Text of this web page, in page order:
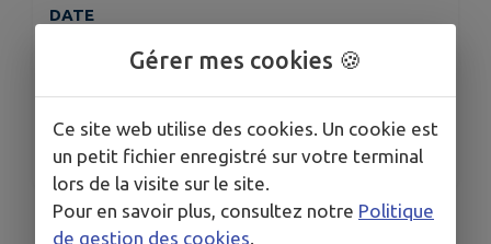
DATE
20h30
TARIFS
Entrée libre
Un idiot à Parisest une comédie réalisée
Gérer mes cookies 🍪
Ce site web utilise des cookies. Un cookie est
un petit fichier enregistré sur votre terminal
lors de la visite sur le site.
Pour en savoir plus, consultez notre Politique
de gestion des cookies